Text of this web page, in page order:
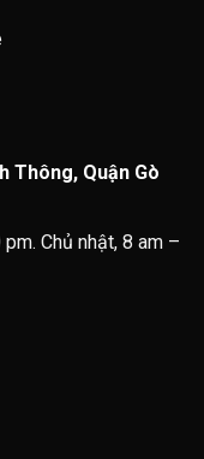
Thông, Quận Gò
Chủ nhật, 8 am –